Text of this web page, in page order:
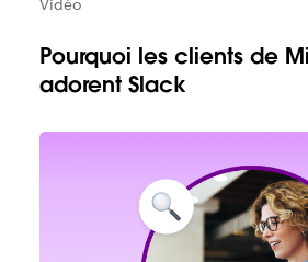
Vidéo
Pourquoi les clients de
adorent Slack